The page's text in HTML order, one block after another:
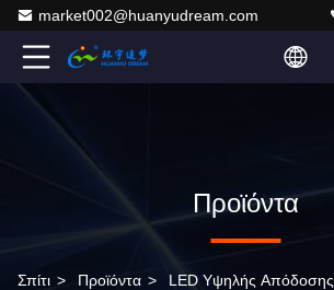
market002@huanyudream.com
Προϊόντα
Σπίτι > Προϊόντα > LED Υψηλής Απόδοσης